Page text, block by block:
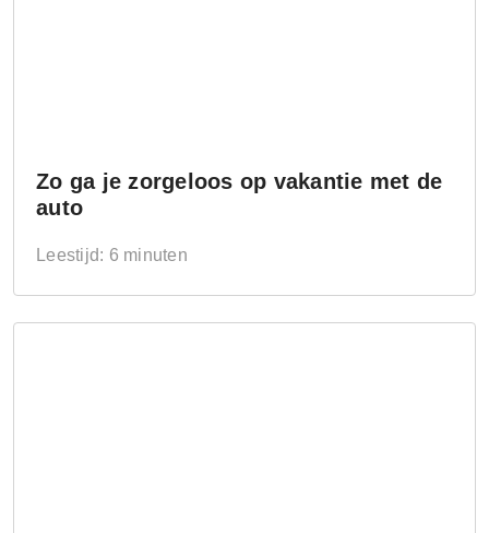
Zo ga je zorgeloos op vakantie met de
auto
Leestijd: 6 minuten